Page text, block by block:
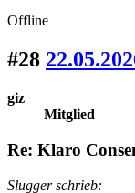
Offline
#28
giz
Mitglied
Re: Klaro
Slugger schrieb: